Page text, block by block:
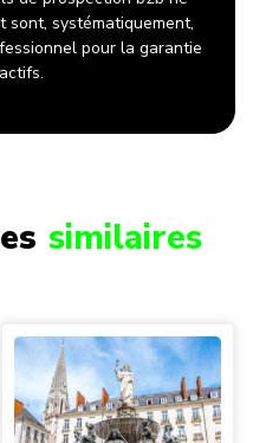
sont, systématiquement,
pour la garantie
similaires